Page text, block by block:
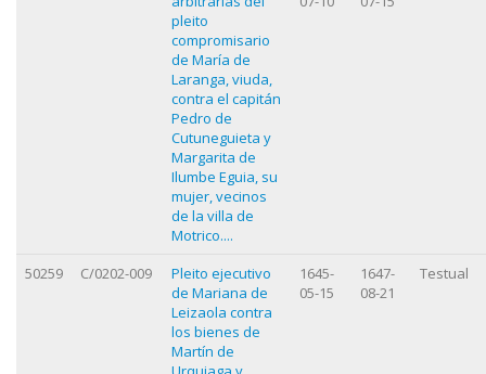
pleito
compromisario
de María de
Laranga, viuda,
contra el capitán
Pedro de
Cutuneguieta y
Margarita de
Ilumbe Eguia, su
mujer, vecinos
de la villa de
Motrico....
50259 C/0202-009
Pleito ejecutivo
de Mariana de
Leizaola contra
los bienes de
Martín de
1645-
05-15
1647-
08-21
Testual